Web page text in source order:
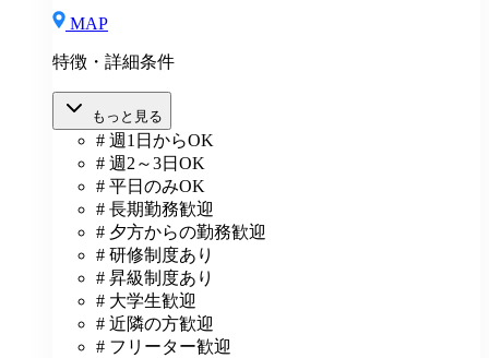
MAP
特徴・詳細条件
もっと見る
# 週1日からOK
# 週2～3日OK
# 平日のみOK
# 長期勤務歓迎
# 夕方からの勤務歓迎
# 研修制度あり
# 昇級制度あり
# 大学生歓迎
# 近隣の方歓迎
# フリーター歓迎